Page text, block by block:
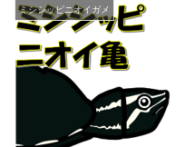
ミシシッピニオイガメ